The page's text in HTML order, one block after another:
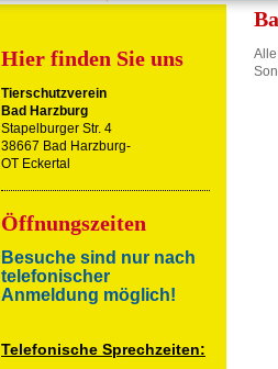
Hier finden Sie uns
Tierschutzverein
Bad Harzburg
Stapelburger Str. 4
38667 Bad Harzburg-
OT Eckertal
Öffnungszeiten
Besuche sind nur nach
telefonischer
Anmeldung möglich!
Telefonische Sprechzeiten: